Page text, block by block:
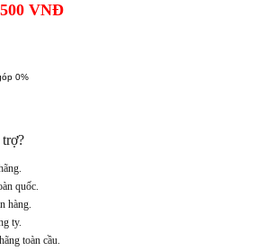
VNĐ
0%
quốc.
hàng.
ty.
toàn cầu.